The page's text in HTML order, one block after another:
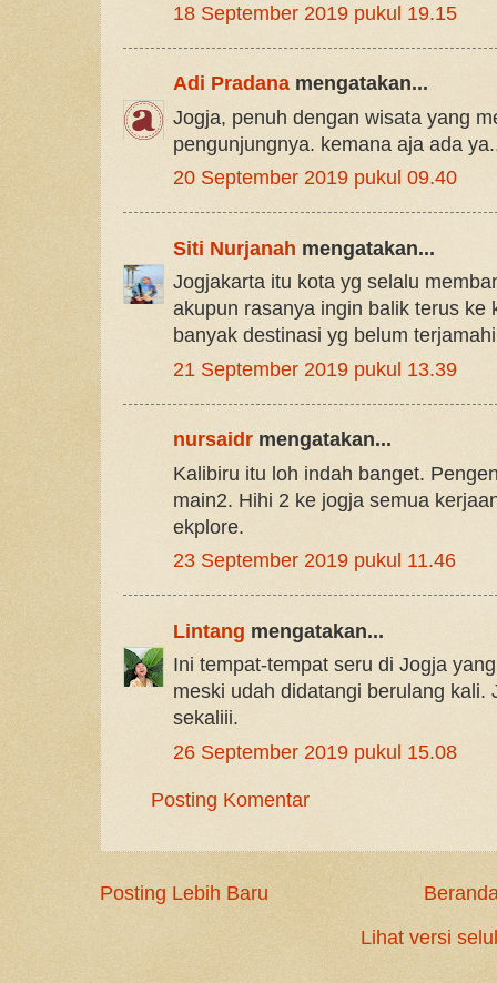
18 September 2019 pukul 19.15
Adi Pradanamengatakan...
Jogja, penuh dengan wisata yang
pengunjungnya. kemana aja ada
20 September 2019 pukul 09.40
Siti Nurjanah mengatakan...
Jogjakarta itu kota yg selalu
akupun rasanya ingin balik terus ke
banyak destinasi yg belum terjamahi
21 September 2019 pukul 13.39
nursaidr mengatakan...
Kalibiru itu loh indah banget.
main2. Hihi 2 ke jogja semua
ekplore.
23 September 2019 pukul 11.46
Lintang mengatakan...
Ini tempat-tempat seru di Jogja
meski udah didatangi berulang kali.
sekaliii.
26 September 2019 pukul 15.08
Posting Komentar
Posting Lebih Baru
Lihat versi